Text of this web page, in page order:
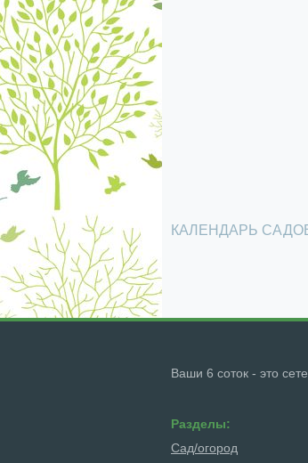
КАЛЕНДАРЬ
Ваши 6 соток - это
Разделы:
Сад/огород